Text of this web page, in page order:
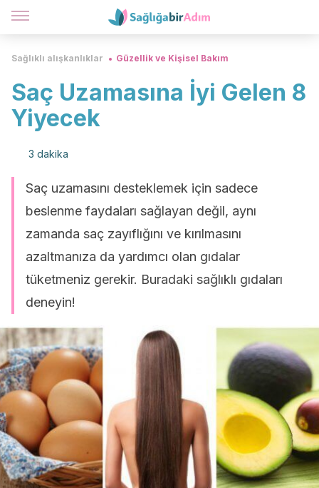
Sağlıklı alışkanlıklar Güzellik ve Kişisel Bakım
Saç Uzamasına İyi Gelen 8
Yiyecek
3 dakika
Saç uzamasını desteklemek için sadece
beslenme faydaları sağlayan değil, aynı
zamanda saç zayıflığını ve kırılmasını
azaltmanıza da yardımcı olan gıdalar
tüketmeniz gerekir. Buradaki sağlıklı gıdaları
deneyin!